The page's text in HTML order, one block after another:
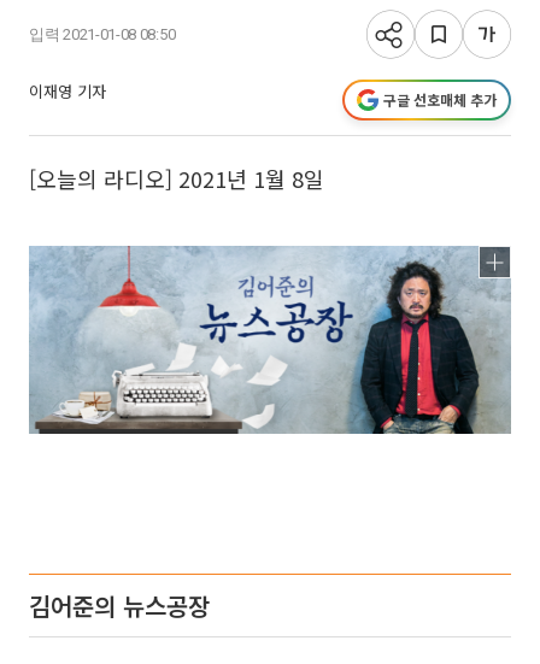
입력 2021-01-08 08:50
이재영 기자 구글 선호매체 추가
[오늘의 라디오] 2021년 1월 8일
김어준의 뉴스공장